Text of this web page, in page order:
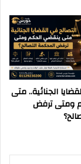
الجنائية.. متى
ومتى ترفض